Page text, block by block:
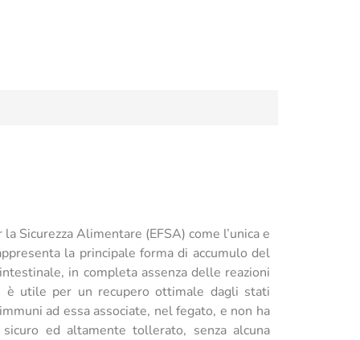
Sicurezza Alimentare (EFSA) come l’unica e
la principale forma di accumulo del
in completa assenza delle reazioni
è utile per un recupero ottimale dagli stati
ad essa associate, nel fegato, e non ha
ed altamente tollerato, senza alcuna